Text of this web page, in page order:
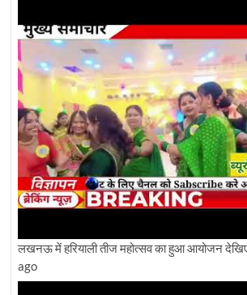
लखनऊ में हरियाली तीज महोत्सव का हुआ आयोजन
ago